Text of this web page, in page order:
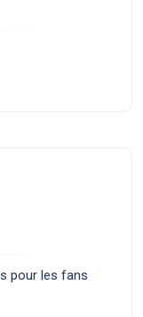
pour les fans